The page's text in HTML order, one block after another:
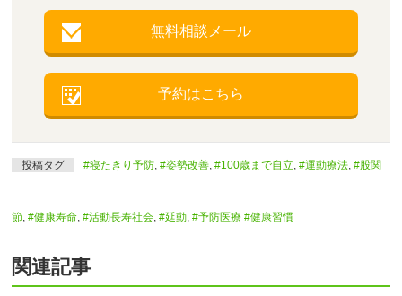
無料相談メール
予約はこちら
投稿タグ #寝たきり予防 ,#姿勢改善 ,#100歳まで自立 ,#運動療法 ,#股関
節 ,#健康寿命 ,#活動長寿社会 ,#延動 ,#予防医療 #健康習慣
関連記事